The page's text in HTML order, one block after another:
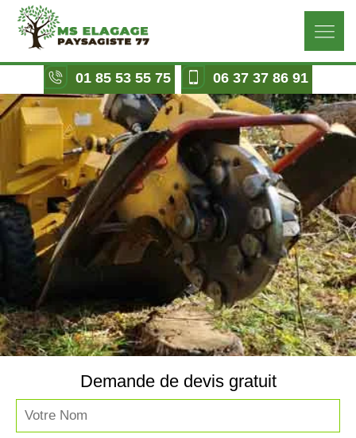
01 85 53 55 75 06 37 37 86 91
Demande de devis gratuit